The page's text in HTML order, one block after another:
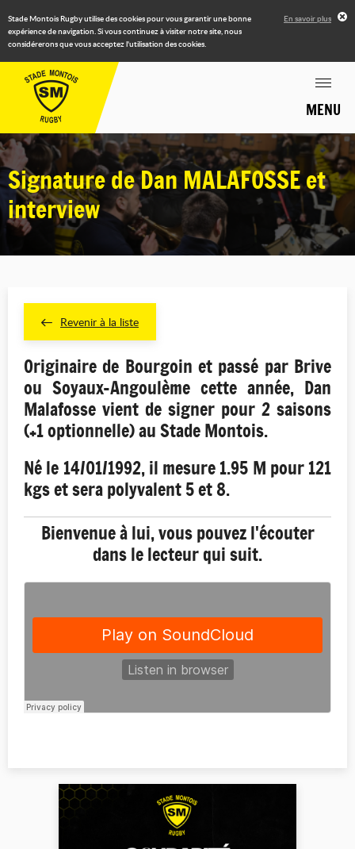
Stade Montois Rugby utilise des cookies pour vous garantir une bonne
expérience de navigation. Si vous continuez à visiter notre site, nous
considérerons que vous acceptez l'utilisation des cookies.
En savoir plus
MENU
Signature de Dan MALAFOSSE et
interview
Revenir à la liste
Originaire de Bourgoin et passé par Brive
ou Soyaux-Angoulème cette année, Dan
Malafosse vient de signer pour 2 saisons
(+1 optionnelle) au Stade Montois.
Né le 14/01/1992, il mesure 1.95 M pour 121
kgs et sera polyvalent 5 et 8.
Bienvenue à lui, vous pouvez l'écouter
dans le lecteur qui suit.